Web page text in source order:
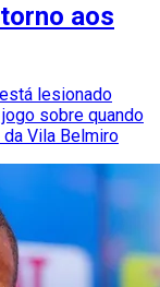
aos
lesionado
sobre quando
Vila Belmiro